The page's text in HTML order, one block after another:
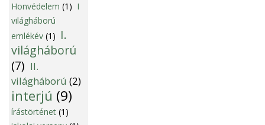
Honvédelem (1) I
világháború
emlékév (1) I.
világháború
(7) II.
világháború (2)
interjú (9)
írástörténet (1)